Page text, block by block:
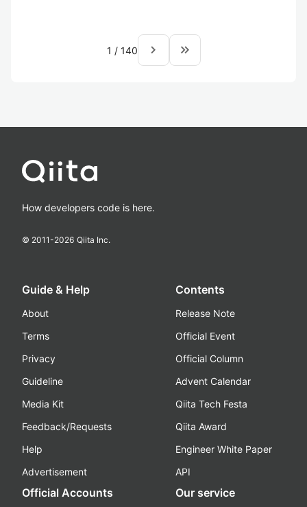
1 / 140 navigate_next keyboard_double_arrow_right
How developers code is here.
© 2011-2026 Qiita Inc.
Guide & Help
About
Terms
Privacy
Guideline
Media Kit
Feedback/Requests
Help
Advertisement
Contents
Release Note
Official Event
Official Column
Advent Calendar
Qiita Tech Festa
Qiita Award
Engineer White Paper
API
Official Accounts Our service